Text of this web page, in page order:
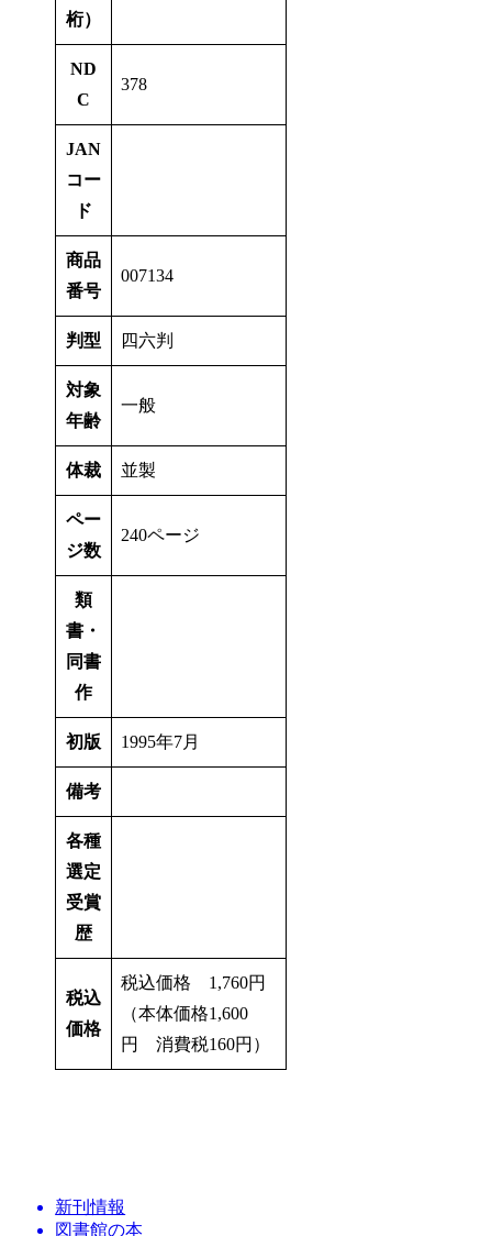
桁）
ND
C
378
JAN
コー
ド
商品
番号
007134
判型 四六判
対象
年齢
一般
体裁 並製
ペー
ジ数
240ページ
類
書・
同書
作
初版 1995年7月
備考
各種
選定
受賞
歴
税込
価格
税込価格 1,760円
（本体価格1,600
円 消費税160円）
新刊情報
図書館の本